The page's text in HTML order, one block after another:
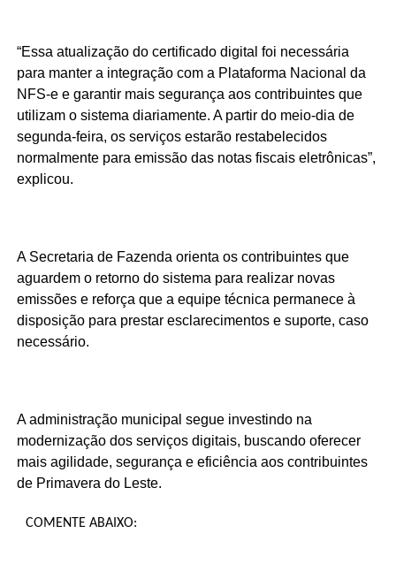
“Essa atualização do certificado digital foi necessária
para manter a integração com a Plataforma Nacional da
NFS-e e garantir mais segurança aos contribuintes que
utilizam o sistema diariamente. A partir do meio-dia de
segunda-feira, os serviços estarão restabelecidos
normalmente para emissão das notas fiscais eletrônicas”,
explicou.
A Secretaria de Fazenda orienta os contribuintes que
aguardem o retorno do sistema para realizar novas
emissões e reforça que a equipe técnica permanece à
disposição para prestar esclarecimentos e suporte, caso
necessário.
A administração municipal segue investindo na
modernização dos serviços digitais, buscando oferecer
mais agilidade, segurança e eficiência aos contribuintes
de Primavera do Leste.
COMENTE ABAIXO: